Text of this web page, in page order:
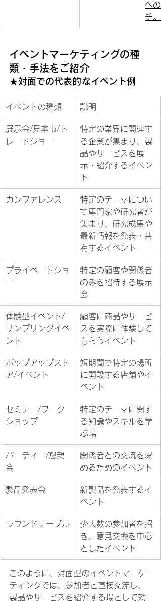
へ
チ。
イベントマーケティングの種
類・手法をご紹介
★対面での代表的なイベント例
イベントの種類 説明
展示会/見本市/ト
レードショー
特定の業界に関連す
る企業が集まり、製
品やサービスを展
示・紹介するイベン
ト
カンファレンス
特定のテーマについ
て専門家や研究者が
集まり、研究成果や
最新情報を発表・共
有するイベント
プライベートショ
ー
特定の顧客や関係者
のみを招待する展示
会
体験型イベント/
サンプリングイベ
ント
顧客に商品やサービ
スを実際に体験して
もらうイベント
ポップアップスト
ア/イベント
短期間で特定の場所
に開設する店舗やイ
ベント
セミナー/ワーク
ショップ
特定のテーマに関す
る知識やスキルを学
ぶ場
パーティー/懇親
会
関係者との交流を深
めるためのイベント
製品発表会
新製品を発表するイ
ベント
ラウンドテーブル
少人数の参加者を招
き、意見交換を中心
としたイベント
このように、対面型のイベントマーケ
ティングでは、参加者と直接交流し、
製品やサービスを紹介する場として効